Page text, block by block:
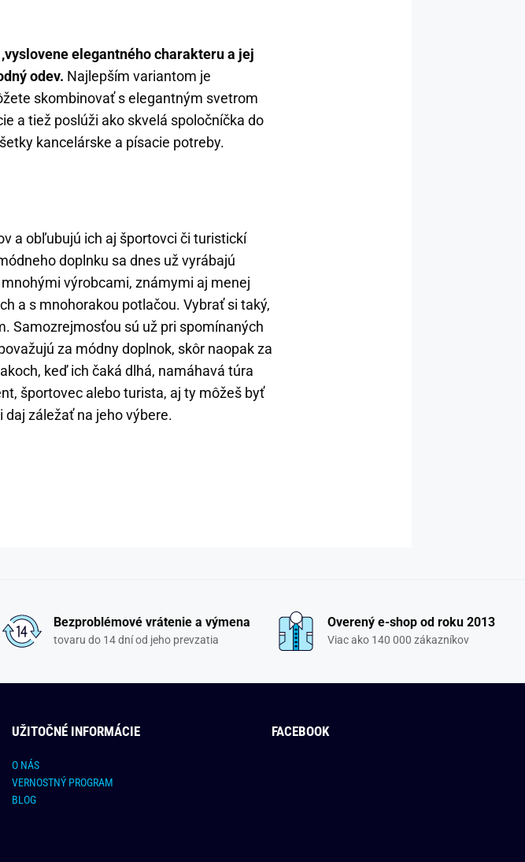
elegantného charakteru a jej
odev. Najlepším variantom je
skombinovať s elegantným svetrom
a tiež poslúži ako skvelá spoločníčka do
kancelárske a písacie potreby.
a obľubujú ich aj športovci či turistickí
doplnku sa dnes už vyrábajú
výrobcami, známymi aj menej
a s mnohorakou potlačou. Vybrať si taký,
Samozrejmosťou sú už pri spomínaných
za módny doplnok, skôr naopak za
keď ich čaká dlhá, namáhavá túra
športovec alebo turista, aj ty môžeš byť
záležať na jeho výbere.
Bezproblémové vrátenie a výmena
tovaru do 14 dní od jeho prevzatia
Overený e-shop od roku 2013
Viac ako 140 000 zákazníkov
UŽITOČNÉ INFORMÁCIE
O NÁS
VERNOSTNÝ PROGRAM
BLOG
FACEBOOK